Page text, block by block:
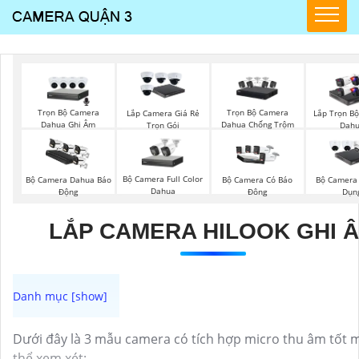
Trọn Bộ Camera
Dahua Ghi Âm
Lắp Camera Giá Rẻ
Trọn Gói
Trọn Bộ Camera
Dahua Chống Trộm
Lắp Trọn
Bộ Camera Dahua Báo
Động
Bộ Camera Full Color
Dahua
Bộ Camera Có Báo
Đông
Bộ
LẮP CAMERA HILOOK GHI
Dưới đây là 3 mẫu camera có tích hợp micro thu âm tốt